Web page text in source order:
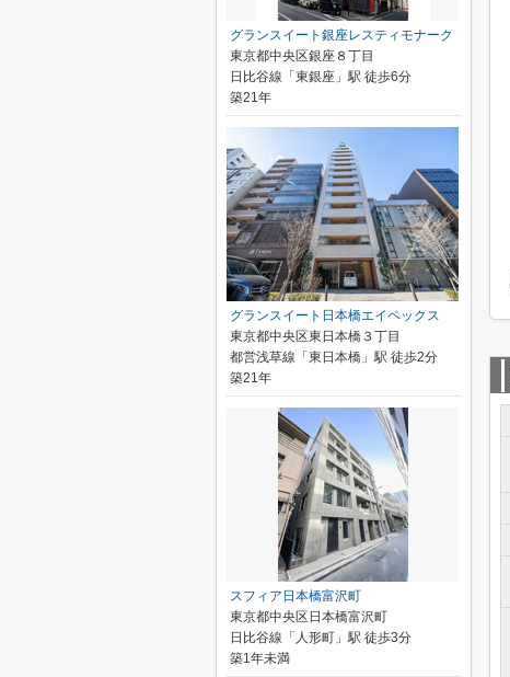
グランスイート銀座レスティモナーク
東京都中央区銀座８丁目
日比谷線「東銀座」駅 徒歩6分
築21年
グランスイート日本橋エイペックス
東京都中央区東日本橋３丁目
都営浅草線「東日本橋」駅 徒歩2分
築21年
スフィア日本橋富沢町
東京都中央区日本橋富沢町
日比谷線「人形町」駅 徒歩3分
築1年未満